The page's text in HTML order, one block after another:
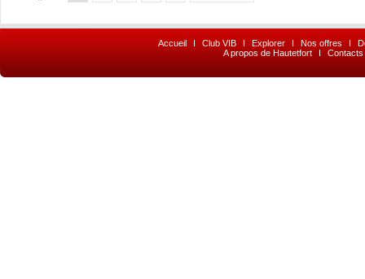
Accueil I Club VIB I Explorer I Nos offres I
A propos de Hautetfort
I Contacts